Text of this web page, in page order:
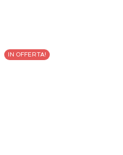
IN OFFERTA!